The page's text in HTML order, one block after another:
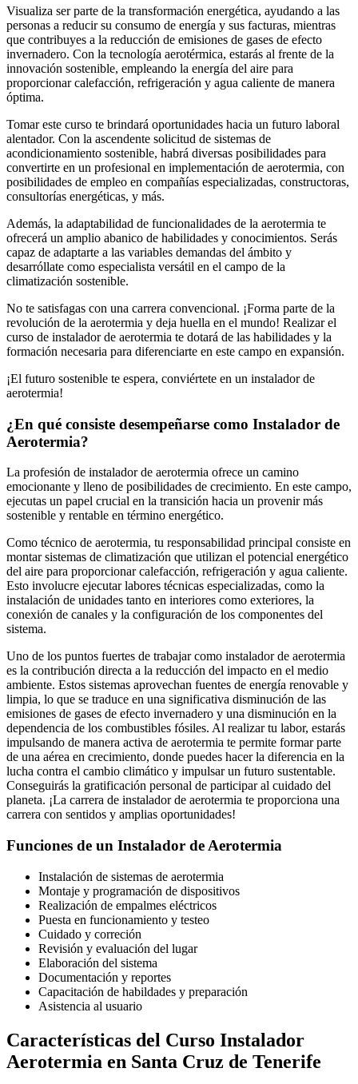
Visualiza ser parte de la transformación energética, ayudando a las
personas a reducir su consumo de energía y sus facturas, mientras
que contribuyes a la reducción de emisiones de gases de efecto
invernadero. Con la tecnología aerotérmica, estarás al frente de la
innovación sostenible, empleando la energía del aire para
proporcionar calefacción, refrigeración y agua caliente de manera
óptima.
Tomar este curso te brindará oportunidades hacia un futuro laboral
alentador. Con la ascendente solicitud de sistemas de
acondicionamiento sostenible, habrá diversas posibilidades para
convertirte en un profesional en implementación de aerotermia, con
posibilidades de empleo en compañías especializadas, constructoras,
consultorías energéticas, y más.
Además, la adaptabilidad de funcionalidades de la aerotermia te
ofrecerá un amplio abanico de habilidades y conocimientos. Serás
capaz de adaptarte a las variables demandas del ámbito y
desarróllate como especialista versátil en el campo de la
climatización sostenible.
No te satisfagas con una carrera convencional. ¡Forma parte de la
revolución de la aerotermia y deja huella en el mundo! Realizar el
curso de instalador de aerotermia te dotará de las habilidades y la
formación necesaria para diferenciarte en este campo en expansión.
¡El futuro sostenible te espera, conviértete en un instalador de
aerotermia!
¿En qué consiste desempeñarse como Instalador de
Aerotermia?
La profesión de instalador de aerotermia ofrece un camino
emocionante y lleno de posibilidades de crecimiento. En este campo,
ejecutas un papel crucial en la transición hacia un provenir más
sostenible y rentable en término energético.
Como técnico de aerotermia, tu responsabilidad principal consiste en
montar sistemas de climatización que utilizan el potencial energético
del aire para proporcionar calefacción, refrigeración y agua caliente.
Esto involucre ejecutar labores técnicas especializadas, como la
instalación de unidades tanto en interiores como exteriores, la
conexión de canales y la configuración de los componentes del
sistema.
Uno de los puntos fuertes de trabajar como instalador de aerotermia
es la contribución directa a la reducción del impacto en el medio
ambiente. Estos sistemas aprovechan fuentes de energía renovable y
limpia, lo que se traduce en una significativa disminución de las
emisiones de gases de efecto invernadero y una disminución en la
dependencia de los combustibles fósiles. Al realizar tu labor, estarás
impulsando de manera activa de aerotermia te permite formar parte
de una aérea en crecimiento, donde puedes hacer la diferencia en la
lucha contra el cambio climático y impulsar un futuro sustentable.
Conseguirás la gratificación personal de participar al cuidado del
planeta. ¡La carrera de instalador de aerotermia te proporciona una
carrera con sentidos y amplias oportunidades!
Funciones de un Instalador de Aerotermia
Instalación de sistemas de aerotermia
Montaje y programación de dispositivos
Realización de empalmes eléctricos
Puesta en funcionamiento y testeo
Cuidado y correción
Revisión y evaluación del lugar
Elaboración del sistema
Documentación y reportes
Capacitación de habildades y preparación
Asistencia al usuario
Características del Curso Instalador
Aerotermia en Santa Cruz de Tenerife